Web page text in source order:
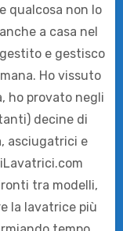
qualcosa non lo
a casa nel
e gestisco
Ho vissuto
ho provato negli
decine di
asciugatrici e
tra modelli,
la lavatrice più